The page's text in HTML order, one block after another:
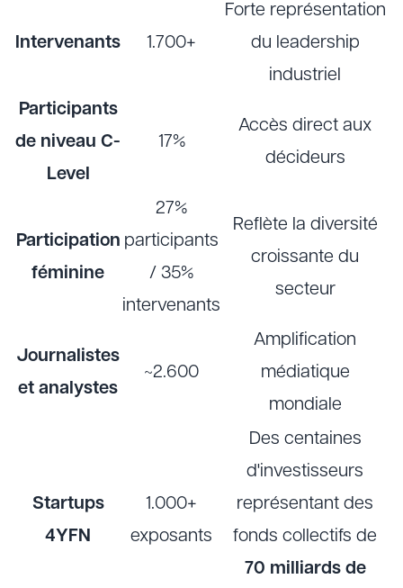
Intervenants 1.700+
Forte représentation
du leadership
industriel
Participants
de niveau C-
Level
17%
Accès direct aux
décideurs
Participation
féminine
27%
participants
/ 35%
intervenants
Reflète la diversité
croissante du
secteur
Journalistes
et analystes
~2.600
Amplification
médiatique
mondiale
Startups
4YFN
1.000+
exposants
Des centaines
d'investisseurs
représentant des
fonds collectifs de
70 milliards de